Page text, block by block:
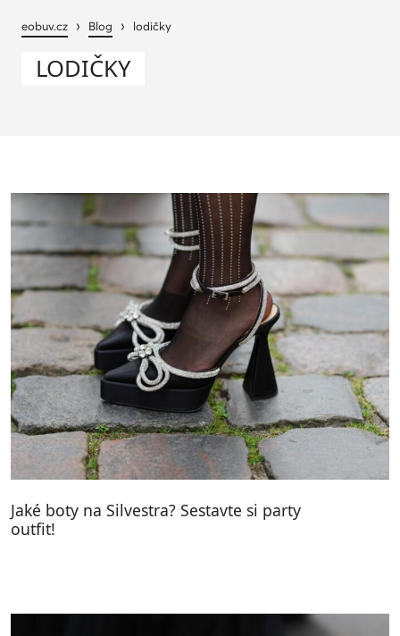
eobuv.cz › Blog › lodičky
LODIČKY
Jaké boty na Silvestra? Sestavte si party
outfit!